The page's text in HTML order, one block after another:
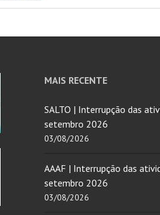
MAIS RECENTE
SALTO | Interrupção das
setembro 2026
03/08/2026
AAAF | Interrupção das
setembro 2026
03/08/2026